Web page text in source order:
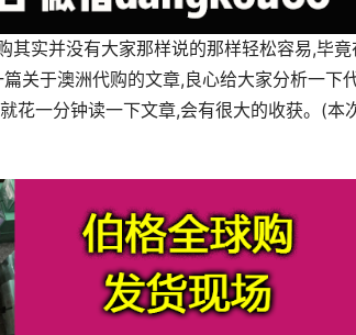
其实并没有大家那样说的那样轻松容易,毕竟
关于澳洲代购的文章,良心给大家分析一下
花一分钟读一下文章,会有很大的收获。(本